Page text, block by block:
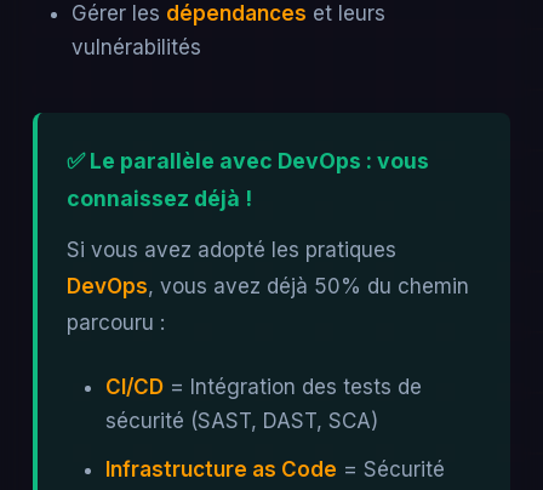
Gérer les dépendances et leurs
vulnérabilités
✅ Le parallèle avec DevOps : vous
connaissez déjà !
Si vous avez adopté les pratiques
DevOps, vous avez déjà 50% du chemin
parcouru :
CI/CD= Intégration des tests de
sécurité (SAST, DAST, SCA)
Infrastructure as Code = Sécurité